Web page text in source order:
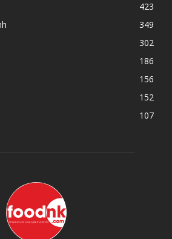
423
349
302
186
156
152
107